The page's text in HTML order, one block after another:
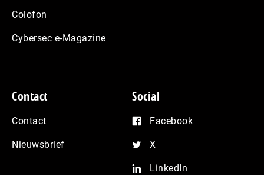
Colofon
Cybersec e-Magazine
Contact
Contact
Nieuwsbrief
Social
Facebook
X
LinkedIn